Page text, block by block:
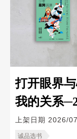
打开眼界
我的关系
｜青少年&
上架日期 2026/
诚品选书